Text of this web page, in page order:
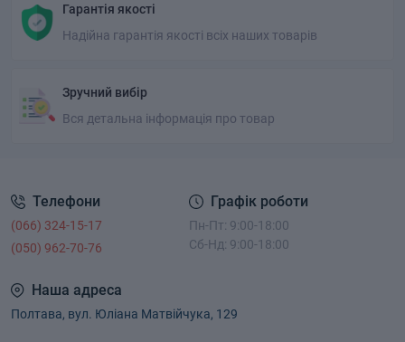
Гарантія якості
Надійна гарантія якості всіх наших товарів
Зручний вибір
Вся детальна інформація про товар
Телефони
(066) 324-15-17
(050) 962-70-76
Графік роботи
Пн-Пт: 9:00-18:00
Сб-Нд: 9:00-18:00
Наша адреса
Полтава, вул. Юліана Матвійчука, 129